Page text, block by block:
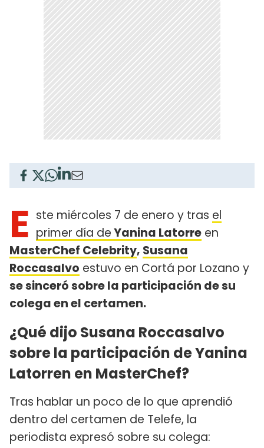
E ste miércoles 7 de enero y tras el
primer día deYanina Latorre en
MasterChef Celebrity, Susana
Roccasalvo estuvo en Cortá por Lozano y
se sinceró sobre la participación de su
colega en el certamen.
¿Qué dijo Susana Roccasalvo
sobre la participación de Yanina
Latorren en MasterChef?
Tras hablar un poco de lo que aprendió
dentro del certamen de Telefe, la
periodista expresó sobre su colega: